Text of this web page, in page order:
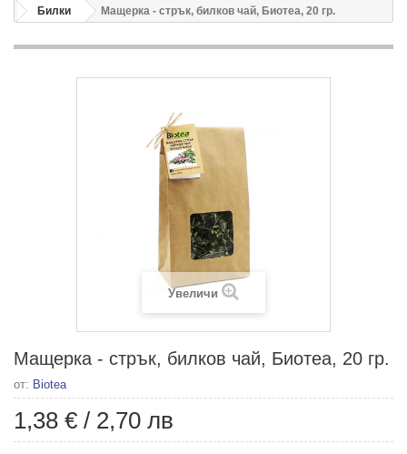
Билки
Мащерка - стрък, билков чай, Биотеа, 20 гр.
Увеличи
Мащерка - стрък, билков чай, Биотеа, 20 гр.
от: Biotea
1,38 € / 2,70 лв